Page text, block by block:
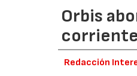
Orbis
Redacción